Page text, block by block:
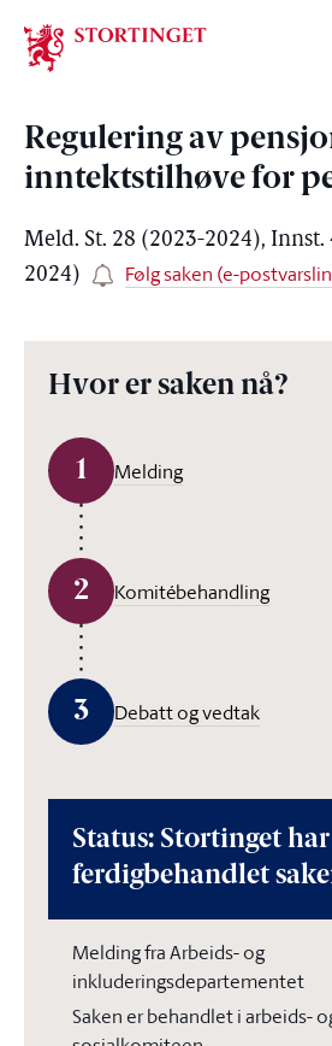
Stortinget.no
Regulering av
inntektstilhøve for
Meld. St. 28 (2023-2024), Innst.
2024)
Følg saken (e-
Hvor er saken nå?
1 Melding
2 Komitébehandling
3 Debatt og vedtak
Status: Stortinget har
ferdigbehandlet
Melding fra Arbeids- og
inkluderingsdepartementet
Saken er behandlet i arbeids-